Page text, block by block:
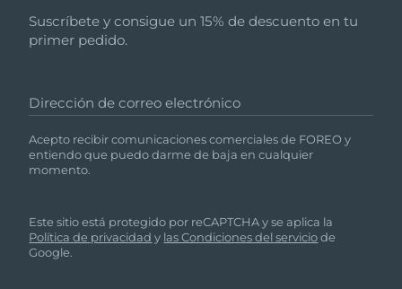
Suscríbete y consigue un 15% de descuento en tu
primer pedido.
Dirección de correo electrónico
Acepto recibir comunicaciones comerciales de FOREO y
entiendo que puedo darme de baja en cualquier
momento.
Este sitio está protegido por reCAPTCHA y se aplica la
Política de privacidad y las Condiciones del serviciode
Google.